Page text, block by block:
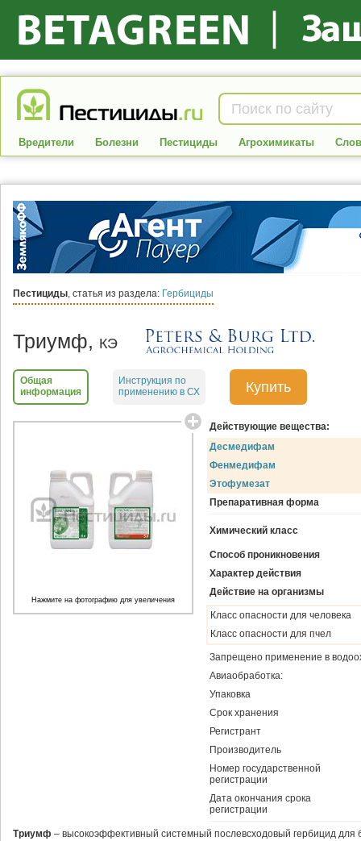
Вредители Болезни Пестициды Агрохимикаты
Пестициды, статья из раздела: Гербициды
Триумф, КЭ
Общая
информация
Инструкция по
применению в СХ
Купить
Действующие вещества:
Десмедифам
Фенмедифам
Этофумезат
Препаративная форма
Химический класс
Способ проникновения
Характер действия
Действие на организмы
Класс опасности для человека
Класс опасности для пчел
Запрещено применение в
Авиаобработка:
Упаковка
Срок хранения
Регистрант
Производитель
Номер государственной
регистрации
Дата окончания срока
регистрации
Нажмите на фотографию для увеличения
Триумф – высокоэффективный системный послевсходовый гербицид